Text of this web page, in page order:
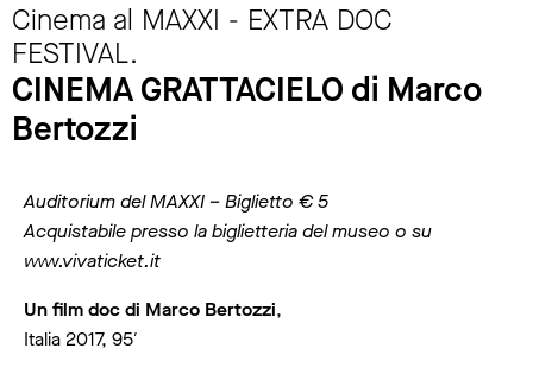
Cinema al MAXXI - EXTRA DOC
FESTIVAL.
CINEMA GRATTACIELO di Marco
Bertozzi
Auditorium del MAXXI – Biglietto € 5
Acquistabile presso la biglietteria del museo o su
www.vivaticket.it
Un film doc di Marco Bertozzi,
Italia 2017, 95′